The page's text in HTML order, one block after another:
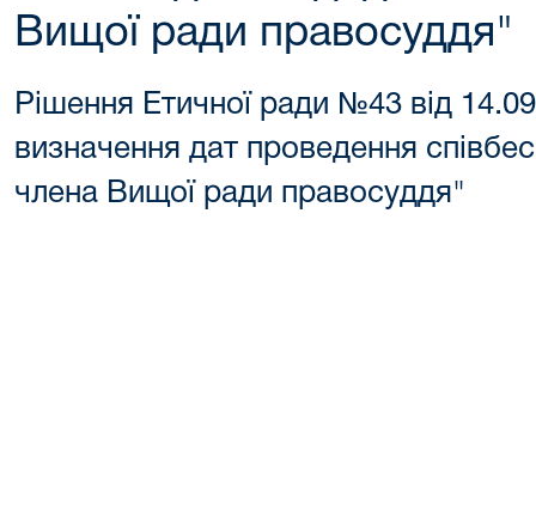
Вищої ради правосуддя"
Рішення Етичної ради №43 від
визначення дат проведення
члена Вищої ради правосуддя"